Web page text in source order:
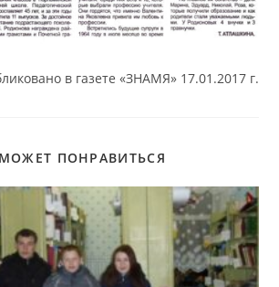
в газете «ЗНАМЯ» 17.01.2017 г.
ПОНРАВИТЬСЯ